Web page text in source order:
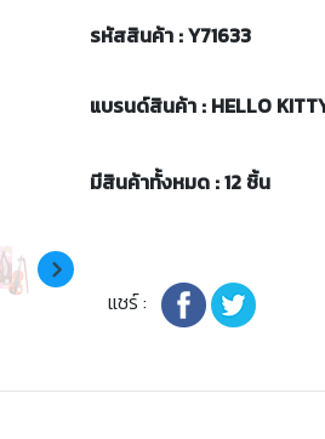
รหัสสินค้า : Y71633
แบรนด์สินค้า : HELLO
มีสินค้าทั้งหมด : 12 ชิ้น
แชร์ :